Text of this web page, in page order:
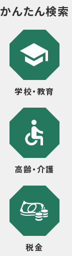
かんたん検索
学校・教育
高齢・介護
税金